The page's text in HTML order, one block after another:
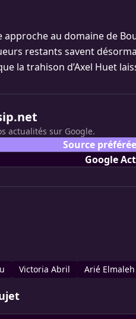
approche au domaine de
restants savent
la trahison d’Axel Huet
actualités sur Google.
Source
Google
Victoria Abril Arié Elmaleh